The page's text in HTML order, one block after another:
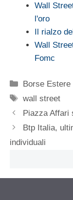
Wall
l'oro
Il rialzo
Wall
Fomc
Categorie
Borse Estere
Tag
wall street
Piazza Affari
Btp Italia,
individuali